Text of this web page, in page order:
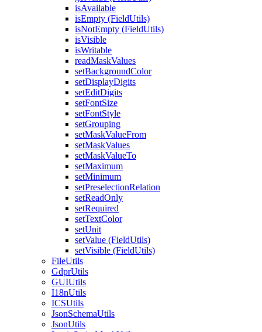
isAvailable
isEmpty (FieldUtils)
isNotEmpty (FieldUtils)
isVisible
isWritable
readMaskValues
setBackgroundColor
setDisplayDigits
setEditDigits
setFontSize
setFontStyle
setGrouping
setMaskValueFrom
setMaskValues
setMaskValueTo
setMaximum
setMinimum
setPreselectionRelation
setReadOnly
setRequired
setTextColor
setUnit
setValue (FieldUtils)
setVisible (FieldUtils)
FileUtils
GdprUtils
GUIUtils
I18nUtils
ICSUtils
JsonSchemaUtils
JsonUtils